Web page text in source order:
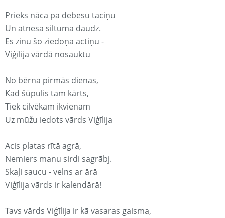
Prieks nāca pa debesu taciņu
Un atnesa siltuma daudz.
Es zinu šo ziedoņa actiņu -
Viģīlija vārdā nosauktu
No bērna pirmās dienas,
Kad šūpulis tam kārts,
Tiek cilvēkam ikvienam
Uz mūžu iedots vārds Viģīlija
Acis platas rītā agrā,
Nemiers manu sirdi sagrābj.
Skaļi saucu - velns ar ārā
Viģīlija vārds ir kalendārā!
Tavs vārds Viģīlija ir kā vasaras gaisma,